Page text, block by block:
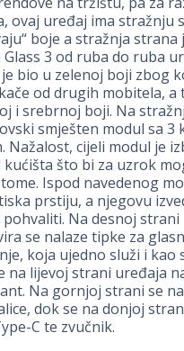
ovaj uređaj ima stražnju
boje a stražnja strana
3 od ruba do ruba
bio u zelenoj boji zbog
od drugih mobitela, a
i srebrnoj boji. Na
smješten modul sa 3
Nažalost, cijeli modul je
kućišta što bi za uzrok
Ispod navedenog
prstiju, a njegovu
Na desnoj strani
se nalaze tipke za
koja ujedno služi i kao
na lijevoj strani uređaja
Na gornjoj strani se
dok se na donjoj
C te zvučnik.